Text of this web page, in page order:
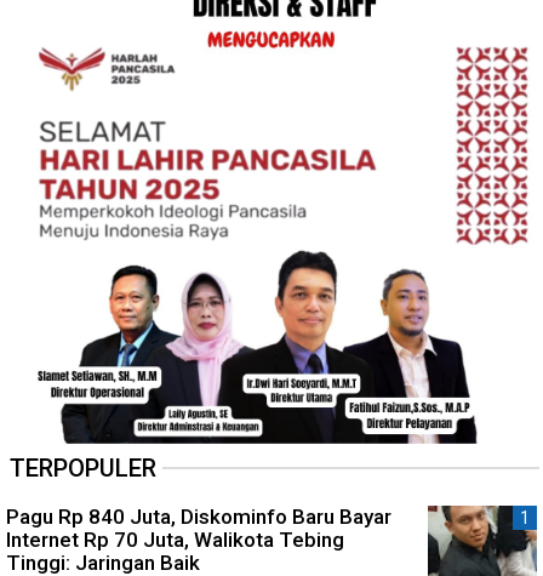
TERPOPULER
Pagu Rp 840 Juta, Diskominfo Baru Bayar
Internet Rp 70 Juta, Walikota Tebing
Tinggi: Jaringan Baik